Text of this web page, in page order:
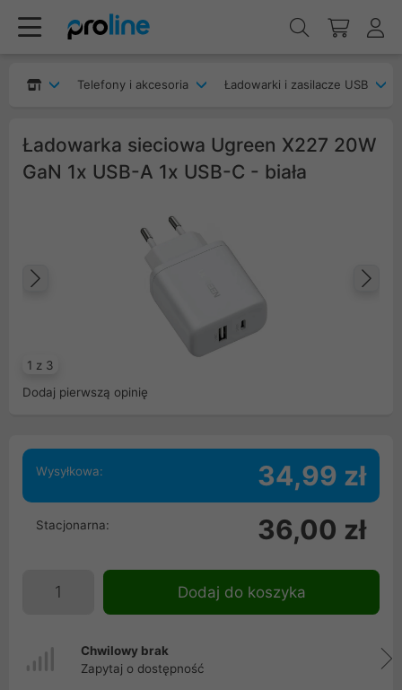
Telefony i akcesoria Ładowarki i zasilacze USB
Ładowarka sieciowa Ugreen X227 20W
GaN 1x USB-A 1x USB-C - biała
1 z 3
Poprzedni
Dodaj pierwszą opinię
Wysyłkowa: 34,99 zł
Stacjonarna: 36,00 zł
Dodaj do koszyka
Chwilowy brak
Zapytaj o dostępność